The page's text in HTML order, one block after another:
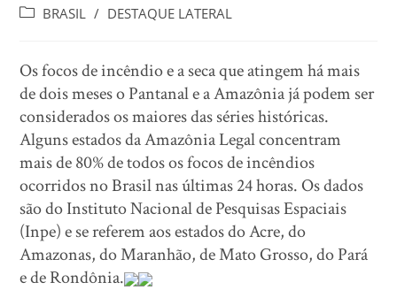
BRASIL / DESTAQUE LATERAL
Os focos de incêndio e a seca que atingem há mais
de dois meses o Pantanal e a Amazônia já podem ser
considerados os maiores das séries históricas.
Alguns estados da Amazônia Legal concentram
mais de 80% de todos os focos de incêndios
ocorridos no Brasil nas últimas 24 horas. Os dados
são do Instituto Nacional de Pesquisas Espaciais
(Inpe) e se referem aos estados do Acre, do
Amazonas, do Maranhão, de Mato Grosso, do Pará
e de Rondônia.